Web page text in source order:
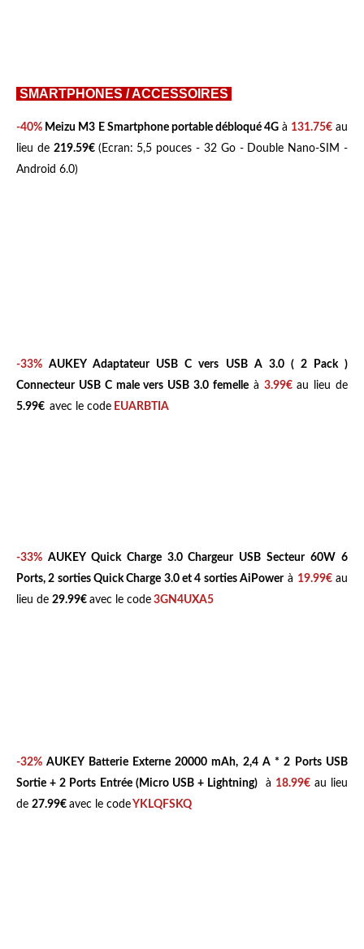
SMARTPHONES / ACCESSOIRES
-40% Meizu M3 E Smartphone portable débloqué 4G à 131.75€au
lieu de 219.59€ (Ecran: 5,5 pouces - 32 Go - Double Nano-SIM -
Android 6.0)
-33%AUKEY Adaptateur USB C vers USB A 3.0 ( 2 Pack )
Connecteur USB C male vers USB 3.0 femelleà 3.99€au lieu de
5.99€ avec le code EUARBTIA
-33% AUKEY Quick Charge 3.0 Chargeur USB Secteur 60W 6
Ports, 2 sorties Quick Charge 3.0 et 4 sorties AiPower à 19.99€au
lieu de 29.99€ avec le code 3GN4UXA5
-32% AUKEY Batterie Externe 20000 mAh, 2,4 A * 2 Ports USB
Sortie + 2 Ports Entrée (Micro USB + Lightning)
à 18.99€au lieu
de 27.99€ avec le codeYKLQFSKQ